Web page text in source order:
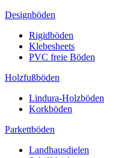
Designböden
Rigidböden
Klebesheets
PVC freie Böden
Holzfußböden
Lindura-Holzböden
Korkböden
Parkettböden
Landhausdielen